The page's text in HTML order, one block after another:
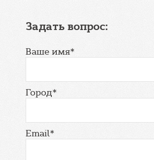
Задать вопрос:
Ваше имя*
Город*
Email*